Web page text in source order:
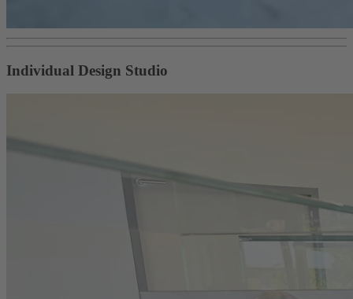
Individual Design Studio